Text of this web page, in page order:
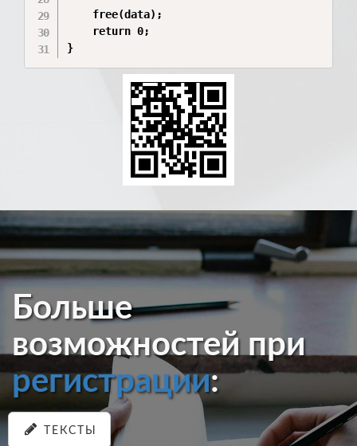
    free(data);
    return 0;
}
Больше
возможностей при
регистрации:
ТЕКСТЫ